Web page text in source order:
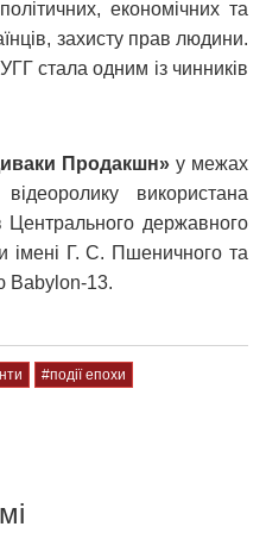
економічних та
захисту прав людини.
стала одним із чинників
Продакшн» у межах
використана
Центрального державного
імені Г. С. Пшеничного та
Babylon-13.
#події епохи